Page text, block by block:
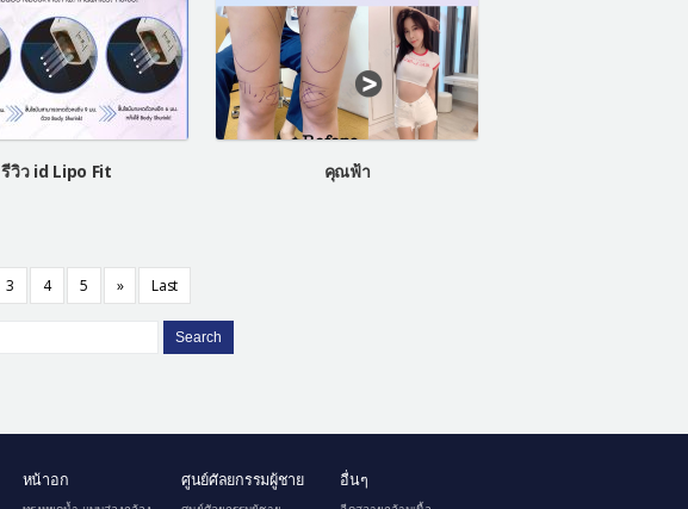
รีวิว id Lipo Fit คุณฟ้า
3 4 5 » Last
Search
หน้าอก ศูนย์ศัลยกรรมผู้ชาย อื่นๆ